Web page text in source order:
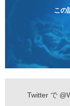
この
Twitter で